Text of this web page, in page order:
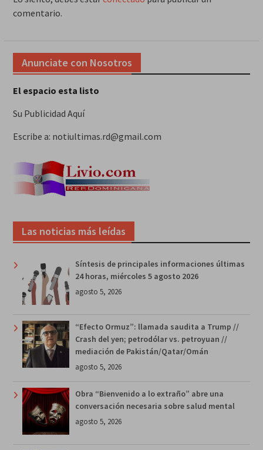
comentario.
Anunciate con Nosotros
El espacio esta listo
Su Publicidad Aquí
Escribe a: notiultimas.rd@gmail.com
Las noticias más leídas
Síntesis de principales informaciones últimas
24 horas, miércoles 5 agosto 2026
agosto 5, 2026
“Efecto Ormuz”: llamada saudita a Trump //
Crash del yen; petrodólar vs. petroyuan //
mediación de Pakistán/Qatar/Omán
agosto 5, 2026
Obra “Bienvenido a lo extraño” abre una
conversación necesaria sobre salud mental
agosto 5, 2026